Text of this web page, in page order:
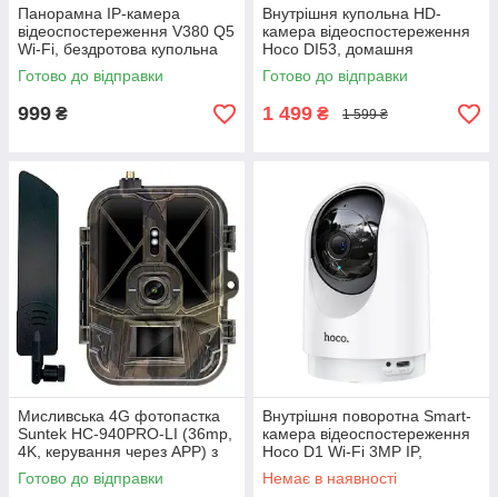
Панорамна IP-камера
відеоспостереження V380 Q5
Wi-Fi, бездротова купольна
камера «риб'яче око» з
оглядом 360 градусів, біла
Готово до відправки
999 ₴
Внутрішня купольна HD-
камера відеоспостереження
Hoco DI53, домашня
поворотна смарт-камера
безпеки, біла
Готово до відправки
1 499 ₴ 1 599 ₴
Мисливська 4G фотопастка
Suntek HC-940PRO-LI (36mp,
4K, керування через APP) з
літієвим акумулятором
10000mAh, лісова камера
Готово до відправки
Внутрішня поворотна Smart-
камера відеоспостереження
Hoco D1 Wi-Fi 3MP IP,
бездротова домашня IP-
камера, біла
Немає в наявності